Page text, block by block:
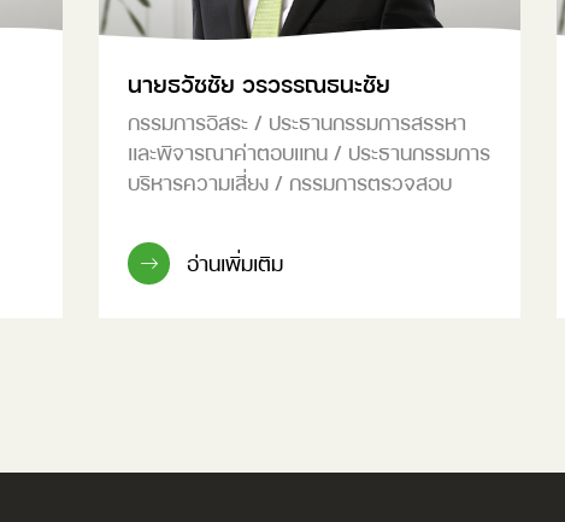
นายธวัชชัย วรวรรณธนะชัย
กรรมการอิสระ / ประธานกรรมการสรรหา
และพิจารณาค่าตอบแทน / ประธานกรรมการ
บริหารความเสี่ยง / กรรมการตรวจสอบ
อ่านเพิ่มเติม